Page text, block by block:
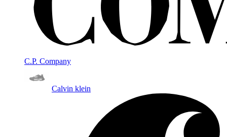
C.P. Company
Calvin klein